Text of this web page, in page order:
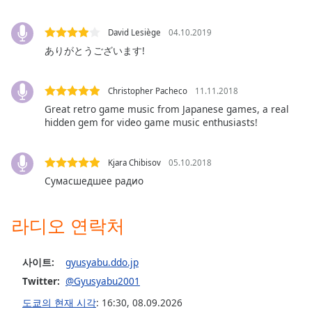
dialog
window.
cancel
and
Opacity
Color
David Lesiège 04.10.2019
ありがとうございます!
Christopher Pacheco 11.11.2018
Great retro game music from Japanese games, a real
hidden gem for video game music enthusiasts!
Kjara Chibisov 05.10.2018
Сумасшедшее радио
라디오 연락처
사이트:
gyusyabu.ddo.jp
Twitter: @Gyusyabu2001
도쿄의 현재 시각: 16:30, 08.09.2026